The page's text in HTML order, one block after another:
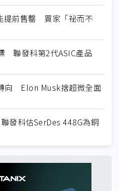
提前售罄 買家「祕而不
聯發科第2代ASIC產品
向 Elon Musk捨超微全面
發科估SerDes 448G為銅